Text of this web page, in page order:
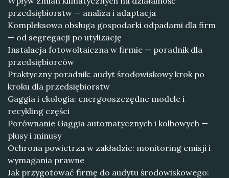
przedsiębiorstw — analiza i adaptacja
Kompleksowa obsługa gospodarki odpadami dla firm
— od segregacji po utylizację
Instalacja fotowoltaiczna w firmie — poradnik dla
przedsiębiorców
Praktyczny poradnik: audyt środowiskowy krok po
kroku dla przedsiębiorstw
Gaggia i ekologia: energooszczędne modele i
recykling części
Porównanie Gaggia automatycznych i kolbowych —
plusy i minusy
Ochrona powietrza w zakładzie: monitoring emisji i
wymagania prawne
Jak przygotować firmę do audytu środowiskowego: